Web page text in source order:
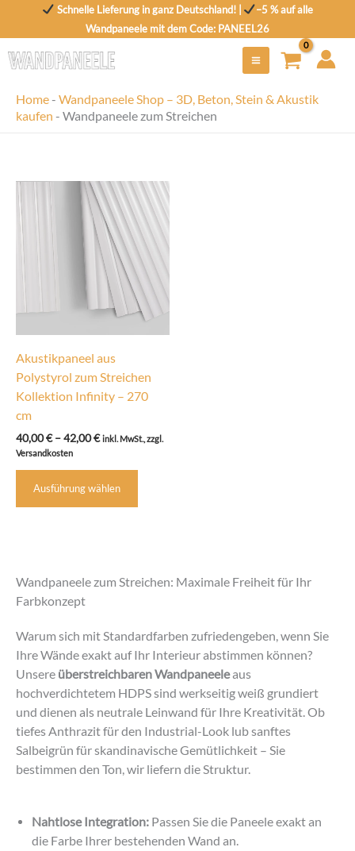
Schnelle Lieferung in ganz Deutschland! |
–5 % auf alle
Wandpaneele mit dem Code: PANEEL26
Home- Wandpaneele Shop – 3D, Beton, Stein & Akustik
kaufen - Wandpaneele zum Streichen
Akustikpaneel aus
Polystyrol zum Streichen
Kollektion Infinity – 270
cm
40,00€ –42,00€Preisspanne:
inkl. MwSt., zzgl.
Versandkosten
Ausführung wählen
Dieses
weist
Die
auf
der
Produktseite
gewählt
werden
Wandpaneele zum Streichen: Maximale Freiheit für Ihr
Farbkonzept
Warum sich mit Standardfarben zufriedengeben, wenn Sie
Ihre Wände exakt auf Ihr Interieur abstimmen können?
Unsere überstreichbaren Wandpaneeleaus
hochverdichtetem HDPS sind werkseitig weiß grundiert
und dienen als neutrale Leinwand für Ihre Kreativität. Ob
tiefes Anthrazit für den Industrial-Look lub sanftes
Salbeigrün für skandinavische Gemütlichkeit – Sie
bestimmen den Ton, wir liefern die Struktur.
Nahtlose Integration: Passen Sie die Paneele exakt an
die Farbe Ihrer bestehenden Wand an.